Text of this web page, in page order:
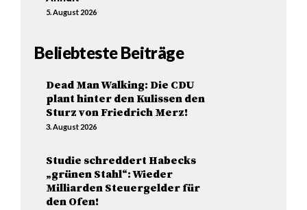
5. August 2026
Beliebteste Beiträge
Dead Man Walking: Die CDU
plant hinter den Kulissen den
Sturz von Friedrich Merz!
3. August 2026
Studie schreddert Habecks
„grünen Stahl“: Wieder
Milliarden Steuergelder für
den Ofen!